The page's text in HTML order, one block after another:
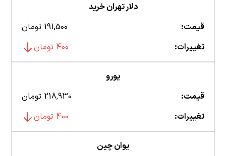
دلار تهران خرید
قیمت:
191,500 تومان
تغییرات:
400 تومان
یورو
قیمت:
218,930 تومان
تغییرات:
400 تومان
یوان چین